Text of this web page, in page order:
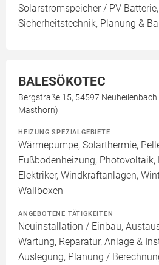
Solarstromspeicher / PV
Sicherheitstechnik, Planung &
BALESÖKOTEC
Bergstraße 15, 54597
Masthorn)
HEIZUNG SPEZIALGEBIETE
Wärmepumpe, Solarthermie,
Fußbodenheizung, Photovoltaik,
Elektriker, Windkraftanlagen,
Wallboxen
ANGEBOTENE TÄTIGKEITEN
Neuinstallation / Einbau,
Wartung, Reparatur, Anlage &
Auslegung, Planung /